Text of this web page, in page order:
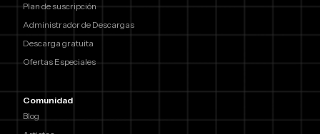
Plan de suscripción
Administrador de Descargas
Descarga gratuita
Ofertas Especiales
Comunidad
Blog